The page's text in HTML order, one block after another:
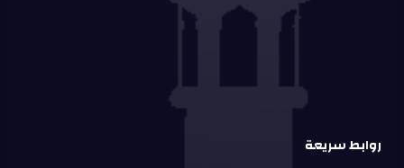
روابط سريعة